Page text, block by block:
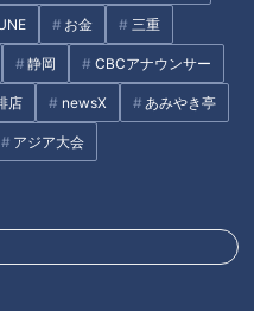
お金 三重
静岡 CBCアナウンサー
店 newsX あみやき亭
アジア大会
々の鉄板料理が楽しめる居
られるんです。
が楽しめる鍋です。